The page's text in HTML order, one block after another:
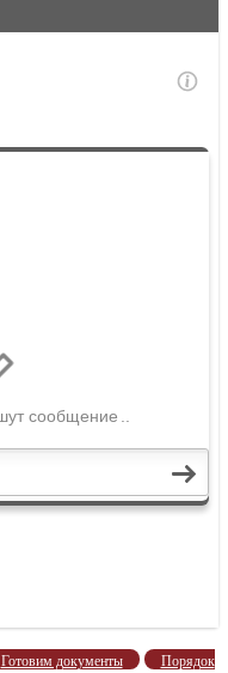
Готовим документы Порядок